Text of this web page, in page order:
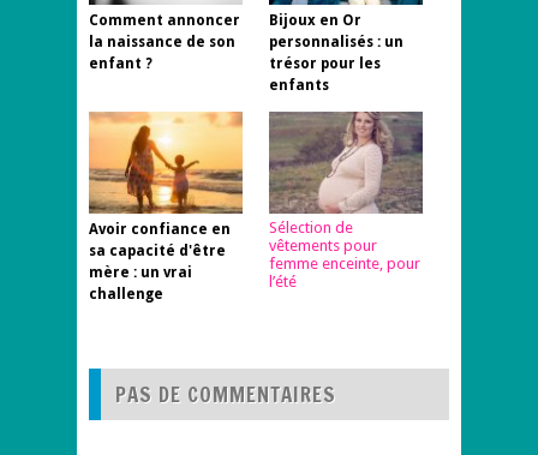
Comment annoncer
la naissance de son
enfant ?
Bijoux en Or
personnalisés : un
trésor pour les
enfants
Avoir confiance en
sa capacité d'être
mère : un vrai
challenge
Sélection de
vêtements pour
femme enceinte, pour
l’été
PAS DE COMMENTAIRES